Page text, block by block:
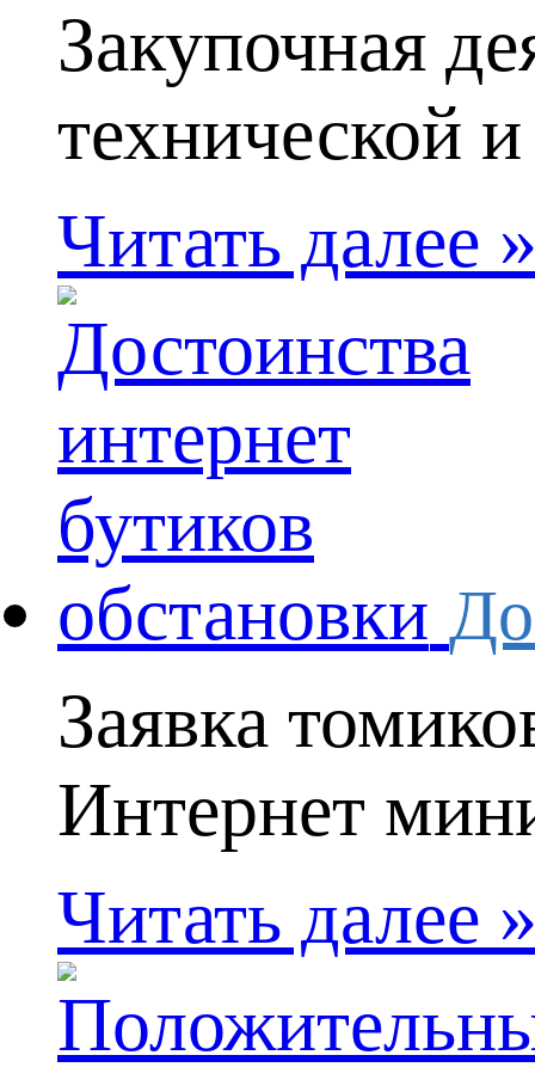
Закупочная
технической
Читать далее
Заявка
Интернет
Читать далее